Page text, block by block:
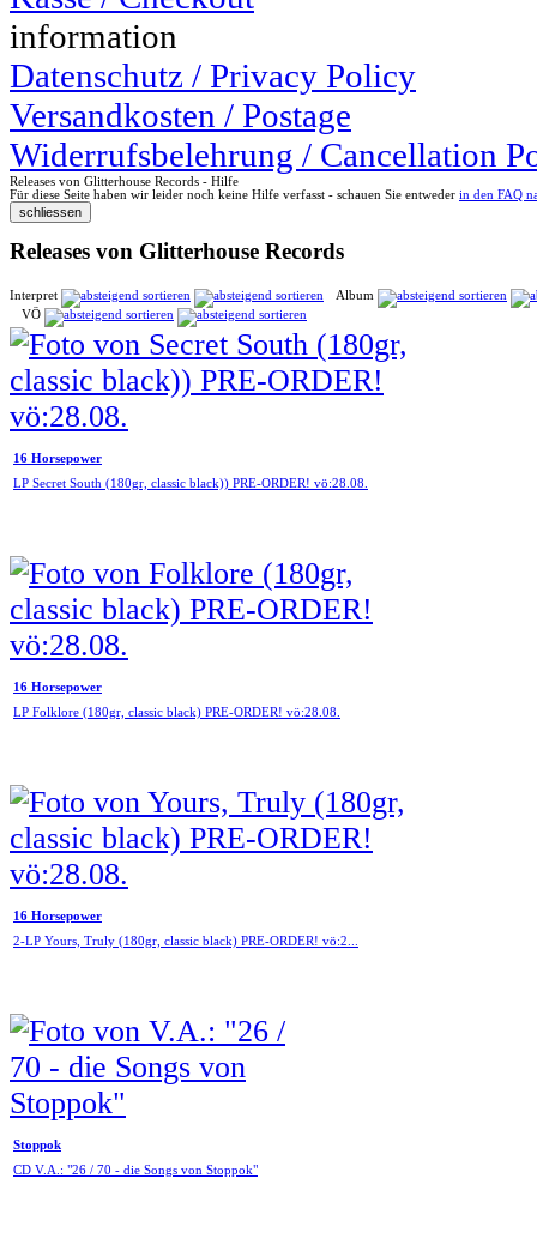
information
Datenschutz / Privacy Policy
Versandkosten / Postage
Widerrufsbelehrung / Cancellation
Releases von Glitterhouse Records - Hilfe
Für diese Seite haben wir leider noch keine Hilfe verfasst - schauen Sie entweder in den FAQ
Releases von Glitterhouse Records
Interpret
Album
VÖ
16 Horsepower
LP Secret South (180gr, classic black)) PRE-ORDER! vö:28.08.
16 Horsepower
LP Folklore (180gr, classic black) PRE-ORDER! vö:28.08.
16 Horsepower
2-LP Yours, Truly (180gr, classic black) PRE-ORDER! vö:2...
Stoppok
CD V.A.: "26 / 70 - die Songs von Stoppok"